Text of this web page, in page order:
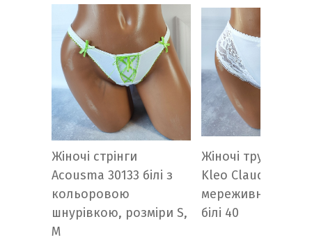
Жіночі стрінги
Acousma 30133 білі з
кольоровою
шнурівкою, розміри S,
M
Жіночі трусики
Kleo Claudia 595
мереживні —
білі 40